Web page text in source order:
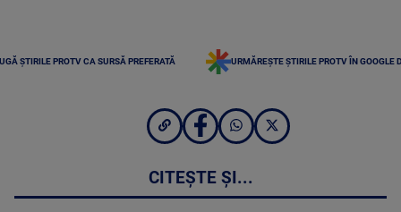
ȘTIRILE PROTV CA SURSĂ PREFERATĂ URMĂREȘTE ȘTIRILE PROTV ÎN GOOGLE
CITEȘTE ȘI...